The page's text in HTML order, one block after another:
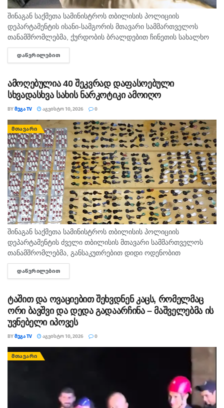
შინაგან საქმეთა სამინისტროს თბილისის პოლიციის
დეპარტამენტის ისანი-სამგორის მთავარი სამმართველოს
თანამშრომლებმა, ქურდობის ბრალდებით ჩინეთის სახალხო
რესპუბლიკის 2 მოქალაქე დააკავეს. უწყების ცნობით,
გამოძიებით დადგინდა, რომ ბრალდებულები ერთ-ერთი
ᲓᲐᲬᲕᲠᲘᲚᲔᲑᲘᲗ
ამოღებულია 40 შეკვრად დაფასოებული
სხვადასხვა სახის ნარკოტიკი ამოიღო
BYᲛᲔᲒᲐ TV ᲐᲒᲕᲘᲡᲢᲝ 10, 2026 0
ᲛᲗᲐᲕᲐᲠᲘ
შინაგან საქმეთა სამინისტროს თბილისის პოლიციის
დეპარტამენტის ძველი თბილისის მთავარი სამმართველოს
თანამშრომლებმა, განსაკუთრებით დიდი ოდენობით
ნარკოტიკული საშუალების უკანონო შეძენა-შენახვისა და
რეალიზაციის ხელშეწყობის ბრალდებით, სხვადასხვა დროს
ᲓᲐᲬᲕᲠᲘᲚᲔᲑᲘᲗ
ტაშით და ოვაციებით შეხვდნენ კაცს, რომელმაც
ორი ბავშვი და დედა გადაარჩინა – მაშველებმა ის
უვნებელი იპოვეს
BYᲛᲔᲒᲐ TV ᲐᲒᲕᲘᲡᲢᲝ 10, 2026 0
ᲛᲗᲐᲕᲐᲠᲘ